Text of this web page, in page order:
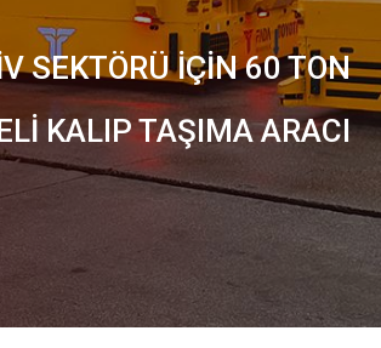
SEKTÖRÜ İÇİN 60 TON
KALIP TAŞIMA ARACI